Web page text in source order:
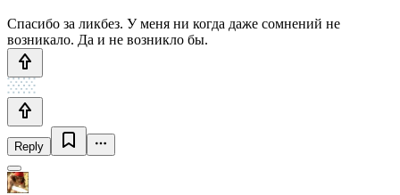
Спасибо за ликбез. У меня ни когда даже сомнений не
возникало. Да и не возникло бы.
Reply